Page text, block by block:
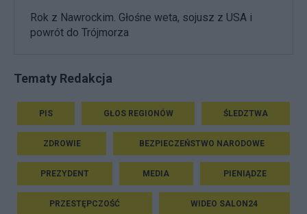
Rok z Nawrockim. Głośne weta, sojusz z USA i
powrót do Trójmorza
Tematy Redakcja
PIS GŁOS REGIONÓW ŚLEDZTWA
ZDROWIE BEZPIECZEŃSTWO NARODOWE
PREZYDENT MEDIA PIENIĄDZE
PRZESTĘPCZOŚĆ WIDEO SALON24